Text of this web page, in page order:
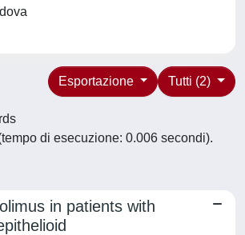
Tutti (2)
Esportazione
di esecuzione: 0.006 secondi).
in patients with